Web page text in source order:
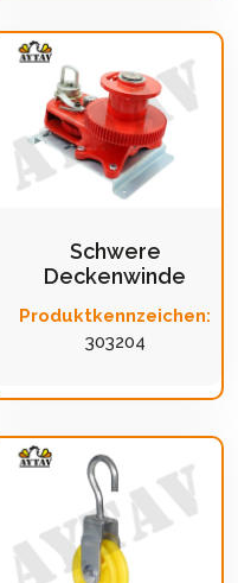
Schwere
Deckenwinde
Produktkennzeichen:
303204